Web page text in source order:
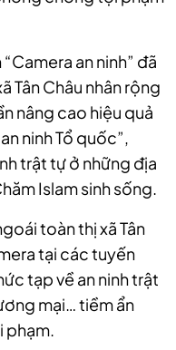
an ninh” đã
Tân Châu nhân rộng
nâng cao hiệu quả
ninh Tổ quốc”,
trật tự ở những địa
Islam sinh sống.
toàn thị xã Tân
tại các tuyến
tạp về an ninh trật
mại… tiềm ẩn